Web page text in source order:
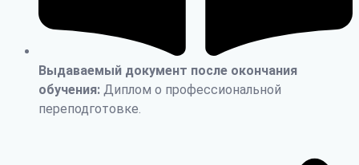
Выдаваемый документ после окончания
обучения: Диплом о профессиональной
переподготовке.